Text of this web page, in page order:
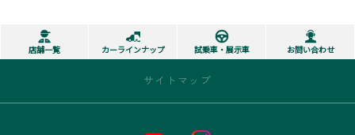
店舗一覧 カーラインナップ 試乗車・展示車 お問い合わせ
サイトマップ